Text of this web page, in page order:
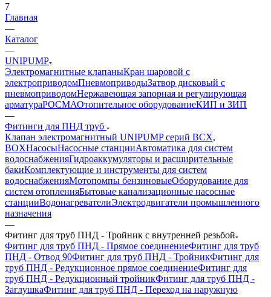
7
Главная
—
Каталог
—
UNIPUMP
Электромагнитные клапаныКран шаровой с
электроприводомПневмоприводыЗатвор дисковый с
пневмоприводомНержавеющая запорная и регулирующая
арматураРОСМАОтопительное оборудованиеКИП и ЗИП
—
Фитинги для ПНД труб
Клапан электромагнитный UNIPUMP серий BCX,
BOXНасосыНасосные станцииАвтоматика для систем
водоснабженияГидроаккумуляторы и расширительные
бакиКомплектующие и инструменты для систем
водоснабженияМотопомпы бензиновыеОборудование для
систем отопленияБытовые канализационные насосные
станцииВодонагревателиЭлектродвигатели промышленного
назначения
—
Фитинг для труб ПНД - Тройник с внутренней резьбой
Фитинг для труб ПНД - Прямое соединениеФитинг для труб
ПНД - Отвод 90Фитинг для труб ПНД - ТройникФитинг для
труб ПНД - Редукционное прямое соединениеФитинг для
труб ПНД - Редукционный тройникФитинг для труб ПНД -
ЗаглушкаФитинг для труб ПНД - Переход на наружную